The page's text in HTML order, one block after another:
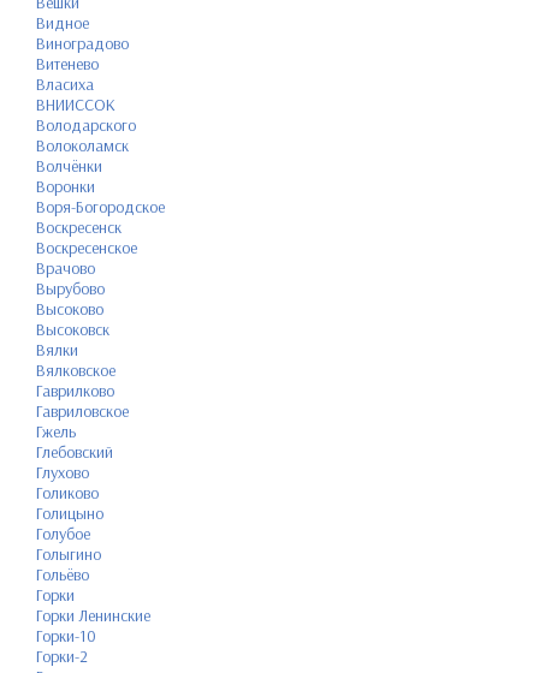
Видное
Виноградово
Витенево
Власиха
ВНИИССОК
Володарского
Волоколамск
Волчёнки
Воронки
Воря-Богородское
Воскресенск
Воскресенское
Врачово
Вырубово
Высоково
Высоковск
Вялки
Вялковское
Гаврилково
Гавриловское
Гжель
Глебовский
Глухово
Голиково
Голицыно
Голубое
Голыгино
Гольёво
Горки
Горки Ленинские
Горки-10
Горки-2